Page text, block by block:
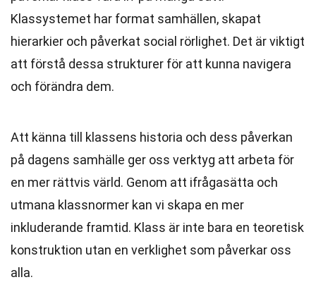
Klassystemet har format samhällen, skapat
hierarkier och påverkat social rörlighet. Det är viktigt
att förstå dessa strukturer för att kunna navigera
och förändra dem.
Att känna till klassens historia och dess påverkan
på dagens samhälle ger oss verktyg att arbeta för
en mer rättvis värld. Genom att ifrågasätta och
utmana klassnormer kan vi skapa en mer
inkluderande framtid. Klass är inte bara en teoretisk
konstruktion utan en verklighet som påverkar oss
alla.